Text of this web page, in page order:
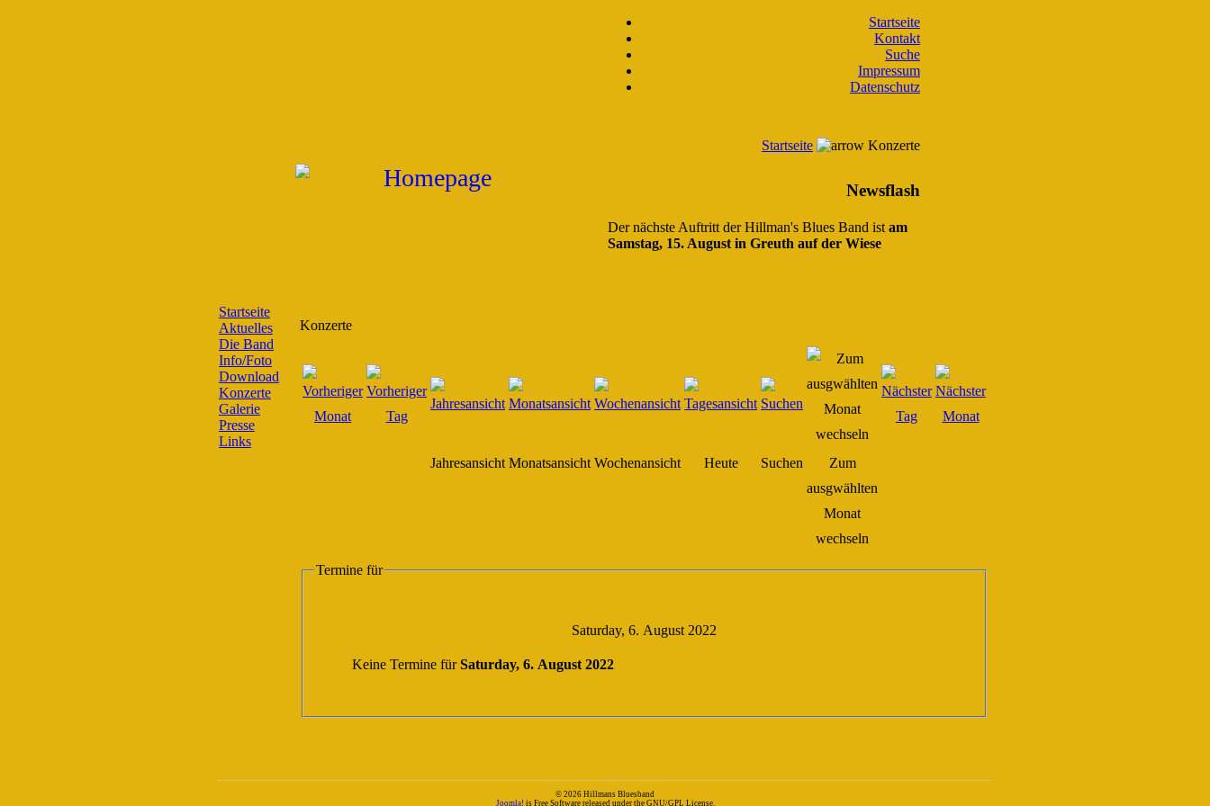
Startseite
Kontakt
Suche
Impressum
Datenschutz
Startseite Konzerte
Newsflash
Der nächste Auftritt der Hillman's Blues Band istam
Samstag, 15. August in Greuth auf der Wiese
Startseite
Aktuelles
Die Band
Info/Foto
Download
Konzerte
Galerie
Presse
Links
Konzerte
Jahresansicht Monatsansicht Wochenansicht Heute Suchen
Zum
ausgwählten
Monat
wechseln
Termine für
Saturday, 6. August 2022
Keine Termine fürSaturday, 6. August 2022
© 2026 Hillmans Bluesband
Joomla! is Free Software released under the GNU/GPL License.